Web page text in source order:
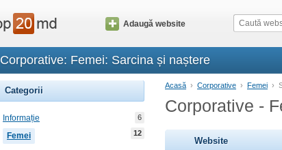
Adaugă website
Corporative: Femei: Sarcina și naștere
Categorii
Informație 6
Femei 12
Acasă › Corporative › Femei ›
Corporative -
Website